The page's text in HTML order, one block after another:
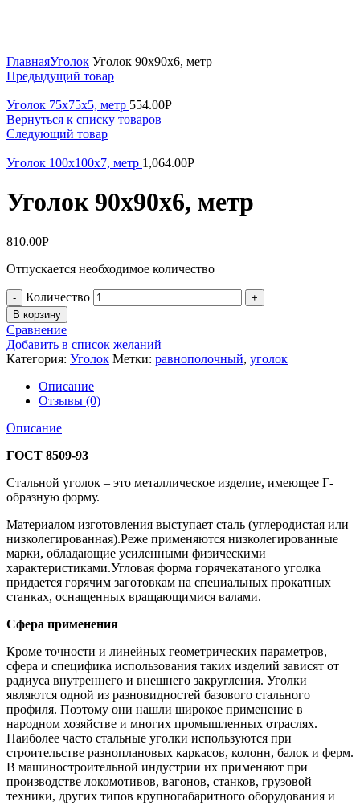
ГлавнаяУголок Уголок 90х90х6, метр
Предыдущий товар
Уголок 75х75х5, метр 554.00Р
Вернуться к списку товаров
Следующий товар
Уголок 100х100х7, метр 1,064.00Р
Уголок 90х90х6, метр
810.00Р
Отпускается необходимое количество
Количество
В корзину
Сравнение
Добавить в список желаний
Категория: Уголок Метки: равнополочный, уголок
Описание
Отзывы (0)
Описание
ГОСТ 8509-93
Стальной уголок – это металлическое изделие, имеющее Г-
образную форму.
Материалом изготовления выступает сталь (углеродистая или
низколегированная).Реже применяются низколегированные
марки, обладающие усиленными физическими
характеристиками.Угловая форма горячекатаного уголка
придается горячим заготовкам на специальных прокатных
станках, оснащенных вращающимися валами.
Сфера применения
Кроме точности и линейных геометрических параметров,
сфера и специфика использования таких изделий зависят от
радиуса внутреннего и внешнего закругления. Уголки
являются одной из разновидностей базового стального
профиля. Поэтому они нашли широкое применение в
народном хозяйстве и многих промышленных отраслях.
Наиболее часто стальные уголки используются при
строительстве разноплановых каркасов, колонн, балок и ферм.
В машиностроительной индустрии их применяют при
производстве локомотивов, вагонов, станков, грузовой
техники, других типов крупногабаритного оборудования и